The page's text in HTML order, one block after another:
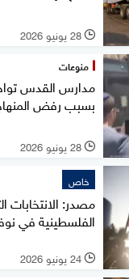
l 28 يونيو 2026
منوعات
مدارس القدس
بسبب رفض
l 28 يونيو 2026
خاص
مصدر: الانتخابات
الفلسطينية في
l 24 يونيو 2026